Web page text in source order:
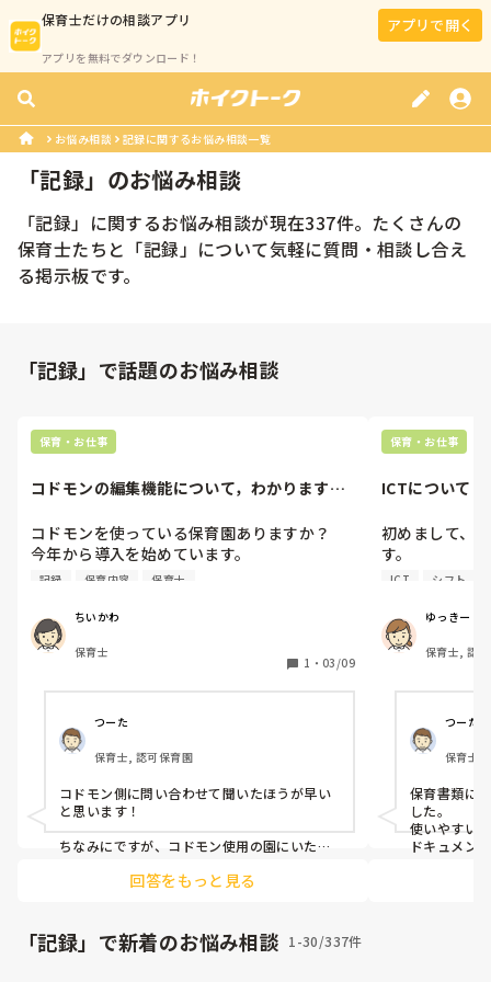
保育士だけの相談アプリ
アプリを無料でダウンロード！
アプリで開く
お悩み相談 記録に関するお悩み相談一覧
「記録」のお悩み相談
「記録 」に関するお悩み相談が現在337件。たくさんの
保育士たちと「記録 」について気軽に質問・相談し合え
る掲示板です。
「記録」で話題のお悩み相談
保育・お仕事
コドモンの編集機能について，わかります
コドモンを使っている保育園ありますか？
今年から導入を始めています。
★書類系は全てコドモンで記録されています
★週案なのですが、元々ある書式(標準テンプ
レート)を編集できるのでしょうか？
または、オリジナルテンプレートでこれまで
使っていた書式を新規登録として行いたいの
ですが、うまく反映されません。
わかる方いらっしゃいますでしょうか？？
★書類系の編集機能はどうしたら，できるの
セルから入れることってできるのでしょう
か。
仕事が捗ると思います。
記録 保育内容 保育士
ちいかわ
保育士
1 ・ 03/09
つーた
保育士, 認可保育園
コドモン側に問い合わせて聞いたほうが早い
と思います！
ちなみにですが、コドモン使用の園にいた
かパターンがテンプレートで入っていたと思
んで入力するようなかたち、な気がします！
回答をもっと見る
保育・お仕事
ICTについて
初めまして、
す。
シフトや勤怠
また、使いや
きたいです。
ICT シフト
ゆっきー
保育士, 認
つーた
保育士,
保育書類に
した。
使いやすい
ドキュメン
「記録」で新着のお悩み相談 1-30/337件